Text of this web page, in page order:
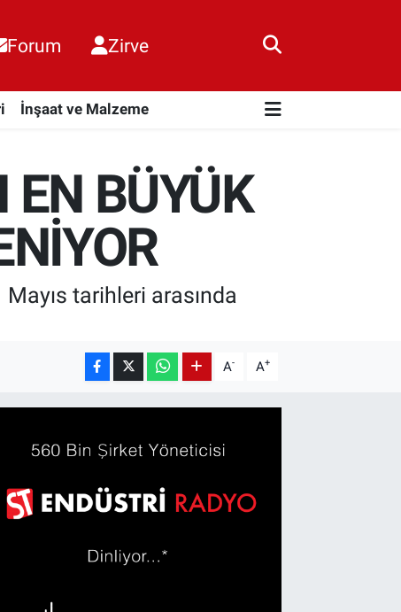
Forum Zirve
İnşaat ve Malzeme
BÜYÜK
tarihleri arasında
A- A+